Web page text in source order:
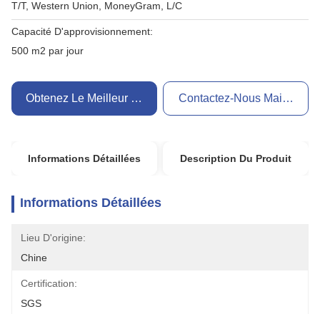
T/T, Western Union, MoneyGram, L/C
Capacité D'approvisionnement:
500 m2 par jour
Obtenez Le Meilleur Prix Contactez-Nous Maintenant
Informations Détaillées Description Du Produit
Informations Détaillées
Lieu D'origine:
Chine
Certification:
SGS